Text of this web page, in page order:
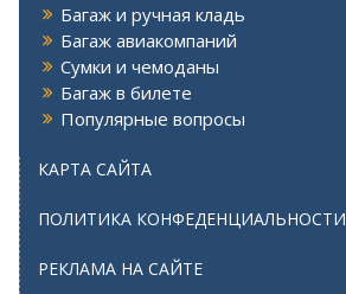
Багаж и ручная кладь
Багаж авиакомпаний
Сумки и чемоданы
Багаж в билете
Популярные вопросы
КАРТА САЙТА
ПОЛИТИКА КОНФЕДЕНЦИАЛЬНОСТИ
РЕКЛАМА НА САЙТЕ